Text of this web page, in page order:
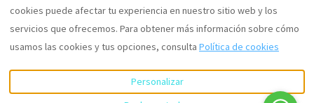
Español EUR +34 629853868
Camí Forestal 3, Sant Martí
d'Empúries - L'Escala, Girona,
Email:
©2026 Villas CollTodos los
derechos reservados-
Powered by
cookies puede afectar tu experiencia en nuestro sitio web y los
servicios que ofrecemos. Para obtener más información sobre cómo
usamos las cookies y tus opciones, consulta Política de cookies
Personalizar